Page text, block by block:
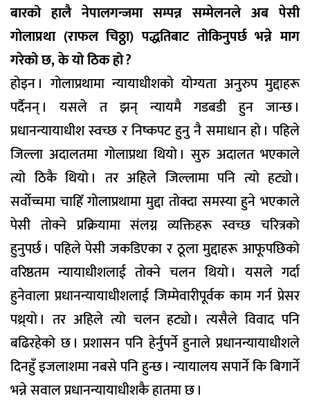
बारको हालै नेपालगन्जमा सम्पन्न सम्मेलनले अब पेसी
गोलाप्रथा (राफल चिठ्ठा) पद्धतिबाट तोकिनुपर्छ भन्ने माग
गरेको छ, के यो ठिक हो ?
होइन । गोलाप्रथामा न्यायाधीशको योग्यता अनुरुप मुद्दाहरू
पर्दैनन् । यसले त झन् न्यायमै गडबडी हुन जान्छ ।
प्रधानन्यायाधीश स्वच्छ र निष्कपट हुनु नै समाधान हो । पहिले
जिल्ला अदालतमा गोलाप्रथा थियो । सुरु अदालत भएकाले
त्यो ठिकै थियो । तर अहिले जिल्लामा पनि त्यो हट्यो ।
सर्वाेच्चमा चाहिँ गोलाप्रथामा मुद्दा तोक्दा समस्या हुने भएकाले
पेसी तोक्ने प्रक्रियामा संलग्न व्यक्तिहरू स्वच्छ चरित्रको
हुनुपर्छ । पहिले पेसी जकडिएका र ठूला मुद्दाहरू आफूपछिको
वरिष्ठतम न्यायाधीशलाई तोक्ने चलन थियो । यसले गर्दा
हुनेवाला प्रधानन्यायाधीशलाई जिम्मेवारीपूर्वक काम गर्न प्रेसर
पथ्र्याे । तर अहिले त्यो चलन हट्यो । त्यसैले विवाद पनि
बढिरहेको छ । प्रशासन पनि हेर्नुपर्ने हुनाले प्रधानन्यायाधीशले
दिनहुँ इजलाशमा नबसे पनि हुन्छ । न्यायालय सपार्ने कि बिगार्ने
भन्ने सवाल प्रधानन्यायाधीशकै हातमा छ ।